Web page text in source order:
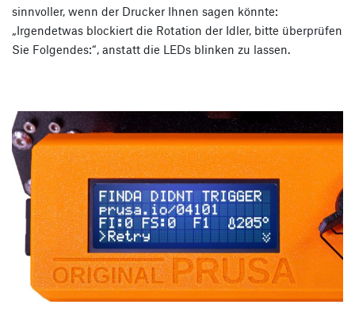
sinnvoller, wenn der Drucker Ihnen sagen könnte:
„Irgendetwas blockiert die Rotation der Idler, bitte überprüfen
Sie Folgendes:“, anstatt die LEDs blinken zu lassen.